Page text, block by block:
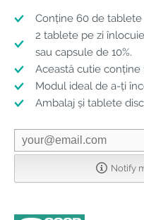
Conține 60 de tablete
2 tablete pe zi
sau capsule de 10%.
Această cutie conține
Modul ideal de a-ți
Ambalaj și tablete
Notify